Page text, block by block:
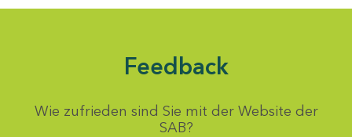
Feedback
Wie zufrieden sind Sie mit der Website der
SAB?